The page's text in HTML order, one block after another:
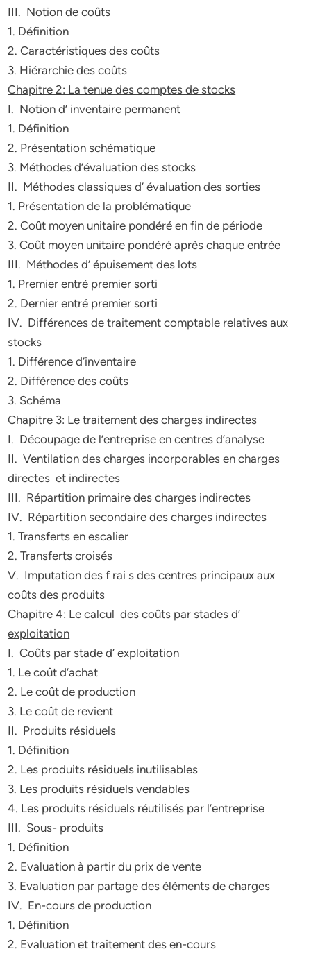
III. Notion de coûts
1. Définition
2. Caractéristiques des coûts
3. Hiérarchie des coûts
Chapitre 2: La tenue des comptes de stocks
I. Notion d’ inventaire permanent
1. Définition
2. Présentation schématique
3. Méthodes d’évaluation des stocks
II. Méthodes classiques d’ évaluation des sorties
1. Présentation de la problématique
2. Coût moyen unitaire pondéré en fin de période
3. Coût moyen unitaire pondéré après chaque entrée
III. Méthodes d’ épuisement des lots
1. Premier entré premier sorti
2. Dernier entré premier sorti
IV. Différences de traitement comptable relatives aux
stocks
1. Différence d’inventaire
2. Différence des coûts
3. Schéma
Chapitre 3: Le traitement des charges indirectes
I. Découpage de l’entreprise en centres d’analyse
II. Ventilation des charges incorporables en charges
directes et indirectes
III. Répartition primaire des charges indirectes
IV. Répartition secondaire des charges indirectes
1. Transferts en escalier
2. Transferts croisés
V. Imputation des f rai s des centres principaux aux
coûts des produits
Chapitre 4: Le calcul des coûts par stades d’
exploitation
I. Coûts par stade d’ exploitation
1. Le coût d’achat
2. Le coût de production
3. Le coût de revient
II. Produits résiduels
1. Définition
2. Les produits résiduels inutilisables
3. Les produits résiduels vendables
4. Les produits résiduels réutilisés par l’entreprise
III. Sous- produits
1. Définition
2. Evaluation à partir du prix de vente
3. Evaluation par partage des éléments de charges
IV. En-cours de production
1. Définition
2. Evaluation et traitement des en-cours